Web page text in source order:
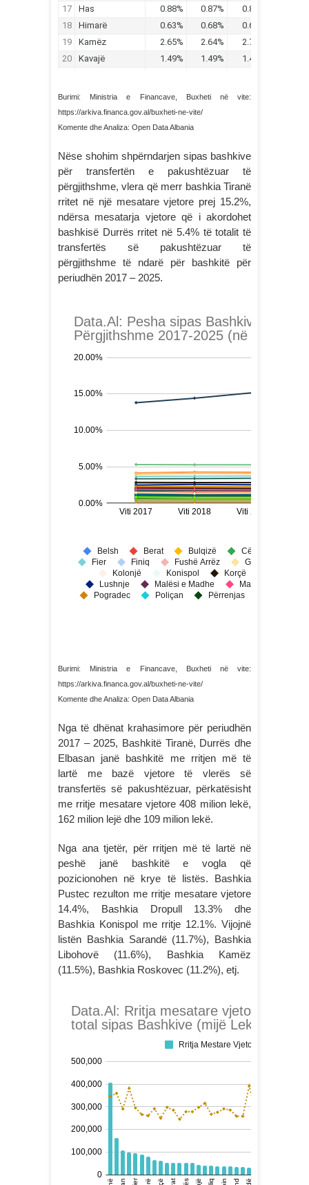
Burimi: Ministria e Financave, Buxheti në vite:
https://arkiva.financa.gov.al/buxheti-ne-vite/
Komente dhe Analiza: Open Data Albania
Nëse shohim shpërndarjen sipas bashkive
për transfertën e pakushtëzuar të
përgjithshme, vlera që merr bashkia Tiranë
rritet në një mesatare vjetore prej 15.2%,
ndërsa mesatarja vjetore që i akordohet
bashkisë Durrës rritet në 5.4% të totalit të
transfertës së pakushtëzuar të
përgjithshme të ndarë për bashkitë për
periudhën 2017 – 2025.
Burimi: Ministria e Financave, Buxheti në vite:
https://arkiva.financa.gov.al/buxheti-ne-vite/
Komente dhe Analiza: Open Data Albania
Nga të dhënat krahasimore për periudhën
2017 – 2025, Bashkitë Tiranë, Durrës dhe
Elbasan janë bashkitë me rritjen më të
lartë me bazë vjetore të vlerës së
transfertës së pakushtëzuar, përkatësisht
me rritje mesatare vjetore 408 milion lekë,
162 milion lejë dhe 109 milion lekë.
Nga ana tjetër, për rritjen më të lartë në
peshë janë bashkitë e vogla që
pozicionohen në krye të listës. Bashkia
Pustec rezulton me rritje mesatare vjetore
14.4%, Bashkia Dropull 13.3% dhe
Bashkia Konispol me rritje 12.1%. Vijojnë
listën Bashkia Sarandë (11.7%), Bashkia
Libohovë (11.6%), Bashkia Kamëz
(11.5%), Bashkia Roskovec (11.2%), etj.